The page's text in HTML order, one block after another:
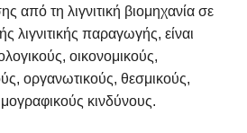
από τη λιγνιτική βιομηχανία σε
λιγνιτικής παραγωγής, είναι
οικονομικούς,
οργανωτικούς, θεσμικούς,
κινδύνους.